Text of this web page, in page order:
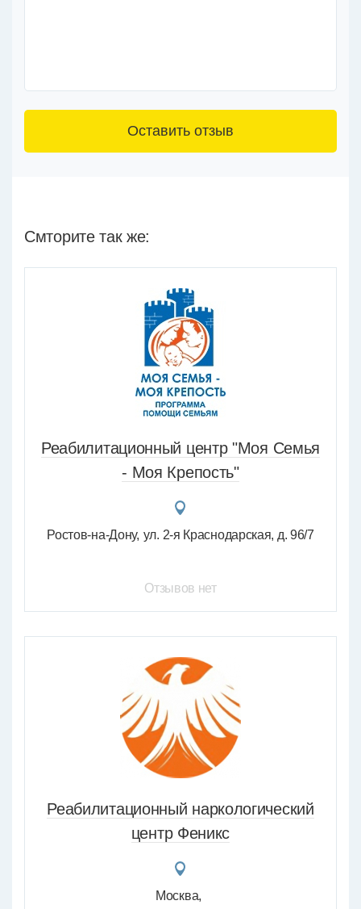
Смторите так же:
Реабилитационный центр "Моя Семья
- Моя Крепость"
Ростов-на-Дону ул. 2-я Краснодарская, д. 96/7
Отзывов нет
Реабилитационный наркологический
центр Феникс
Москва